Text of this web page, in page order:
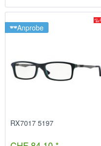
Anprobe
RX7017 5197